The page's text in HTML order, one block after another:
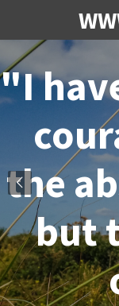
naar
de
hoofdinhoud
"I
the
but